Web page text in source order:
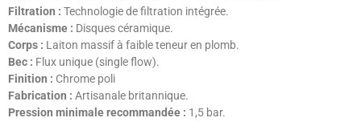
Filtration : Technologie de filtration intégrée.
Mécanisme : Disques céramique.
Corps : Laiton massif à faible teneur en plomb.
Bec : Flux unique (single flow).
Finition : Chrome poli
Fabrication : Artisanale britannique.
Pression minimale recommandée : 1,5 bar.